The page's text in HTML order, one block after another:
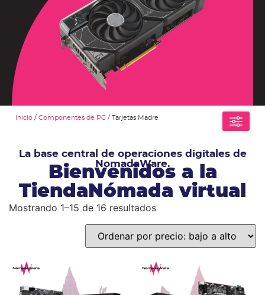
Inicio /Componentes de PC / Tarjetas Madre
La base central de operaciones digitales de
NomadaWare.
Bienvenidos a la
TiendaNómada virtual
Mostrando 1–15 de 16 resultados